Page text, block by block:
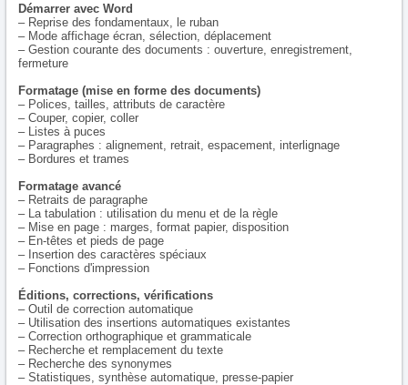
Démarrer avec Word
– Reprise des fondamentaux, le ruban
– Mode affichage écran, sélection, déplacement
– Gestion courante des documents : ouverture, enregistrement,
fermeture
Formatage (mise en forme des documents)
– Polices, tailles, attributs de caractère
– Couper, copier, coller
– Listes à puces
– Paragraphes : alignement, retrait, espacement, interlignage
– Bordures et trames
Formatage avancé
– Retraits de paragraphe
– La tabulation : utilisation du menu et de la règle
– Mise en page : marges, format papier, disposition
– En-têtes et pieds de page
– Insertion des caractères spéciaux
– Fonctions d'impression
Éditions, corrections, vérifications
– Outil de correction automatique
– Utilisation des insertions automatiques existantes
– Correction orthographique et grammaticale
– Recherche et remplacement du texte
– Recherche des synonymes
– Statistiques, synthèse automatique, presse-papier